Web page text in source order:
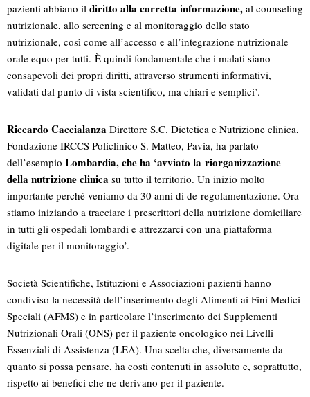
pazienti abbiano il diritto alla corretta informazione, al counseling
nutrizionale, allo screening e al monitoraggio dello stato
nutrizionale, così come all’accesso e all’integrazione nutrizionale
orale equo per tutti. È quindi fondamentale che i malati siano
consapevoli dei propri diritti, attraverso strumenti informativi,
validati dal punto di vista scientifico, ma chiari e semplici’.
Riccardo Caccialanza Direttore S.C. Dietetica e Nutrizione clinica,
Fondazione IRCCS Policlinico S. Matteo, Pavia, ha parlato
dell’esempio Lombardia, che ha ‘avviato la riorganizzazione
della nutrizione clinica su tutto il territorio. Un inizio molto
importante perché veniamo da 30 anni di de-regolamentazione. Ora
stiamo iniziando a tracciare i prescrittori della nutrizione domiciliare
in tutti gli ospedali lombardi e attrezzarci con una piattaforma
digitale per il monitoraggio’.
Società Scientifiche, Istituzioni e Associazioni pazienti hanno
condiviso la necessità dell’inserimento degli Alimenti ai Fini Medici
Speciali (AFMS) e in particolare l’inserimento dei Supplementi
Nutrizionali Orali (ONS) per il paziente oncologico nei Livelli
Essenziali di Assistenza (LEA). Una scelta che, diversamente da
quanto si possa pensare, ha costi contenuti in assoluto e, soprattutto,
rispetto ai benefici che ne derivano per il paziente.